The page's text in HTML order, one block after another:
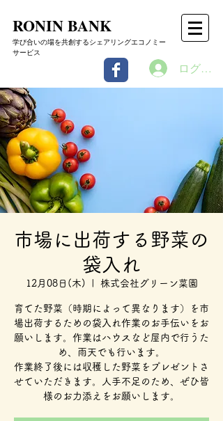
RONIN BANK
学び合いの場を共創するシェアリングエコノミー
サービス
ログイン
市場に出荷する野菜の
袋入れ
12月08日(木) 株式会社グリーン菜園
育てた野菜（時期によって異なります）を市
場出荷するための袋入れ作業のお手伝いをお
願いします。作業はハウスなど屋内で行うた
め、雨天でも行います。
作業終了後には収穫した野菜をプレゼントさ
せていただきます。人手不足のため、ぜひ皆
様のお力添えをお願いします。